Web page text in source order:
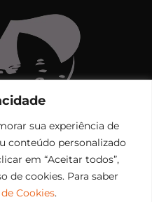
sua experiência de
conteúdo personalizado
em “Aceitar todos”,
de cookies. Para saber
Cookies.